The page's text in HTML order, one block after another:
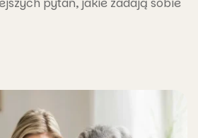
pytań, jakie zadają sobie